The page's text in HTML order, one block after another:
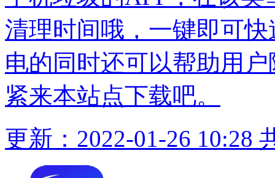
清理时间哦，一键即可
电的同时还可以帮助用
紧来本站点下载吧。
更新：2022-01-26 10:28